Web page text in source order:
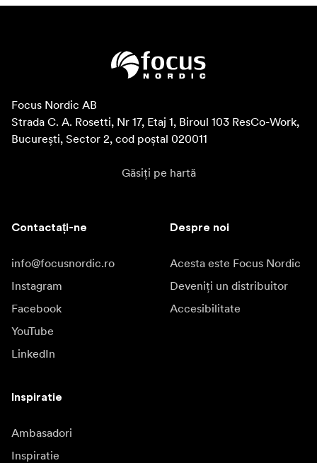
Focus Nordic AB
Strada C. A. Rosetti, Nr 17, Etaj 1, Biroul 103 ResCo-Work,
București, Sector 2, cod poștal 020011
Găsiți pe hartă
Contactați-ne
info@focusnordic.ro
Instagram
Facebook
YouTube
LinkedIn
Despre noi
Acesta este Focus Nordic
Deveniți un distribuitor
Accesibilitate
Inspiratie
Ambasadori
Inspiratie